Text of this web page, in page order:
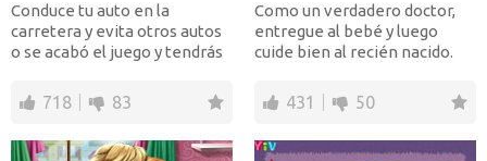
Conduce tu auto en la
carretera y evita otros autos
o se acabó el juego y tendrás
718 83
Como un verdadero doctor,
entregue al bebé y luego
cuide bien al recién nacido.
431 50